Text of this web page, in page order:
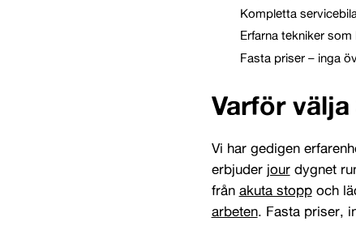
Kompletta
Erfarna tekniker
Fasta priser – inga
Varför
Vi har gedigen
erbjuder jourdygnet
från akuta stopp och
arbeten. Fasta priser,